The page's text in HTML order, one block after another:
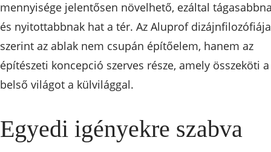
mennyisége jelentősen növelhető, ezáltal
és nyitottabbnak hat a tér. Az Aluprof dizájnfilozófiája
szerint az ablak nem csupán építőelem, hanem az
építészeti koncepció szerves része, amely összeköti a
belső világot a külvilággal.
Egyedi igényekre szabva